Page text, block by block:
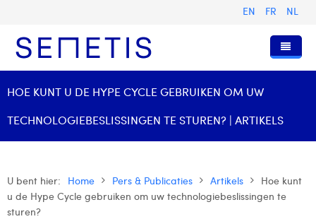
EN FR NL
Digital Advertising
Technologie
Wie zijn wij
Het Team
Artikels
Klanten
HOE KUNT U DE HYPE CYCLE GEBRUIKEN OM UW
TECHNOLOGIEBESLISSINGEN TE STUREN? | ARTIKELS
U bent hier: Home Pers & Publicaties Artikels
Hoe kunt
u de Hype Cycle gebruiken om uw technologiebeslissingen te
sturen?